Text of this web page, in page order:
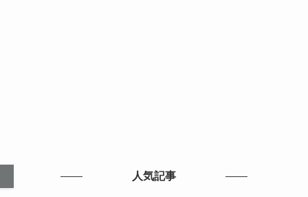
人気記事